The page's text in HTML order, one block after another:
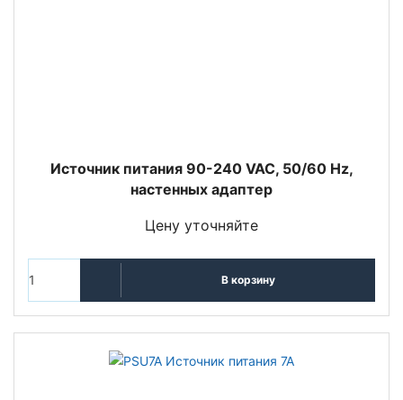
Источник питания 90-240 VAC, 50/60 Hz,
настенных адаптер
Цену уточняйте
В корзину